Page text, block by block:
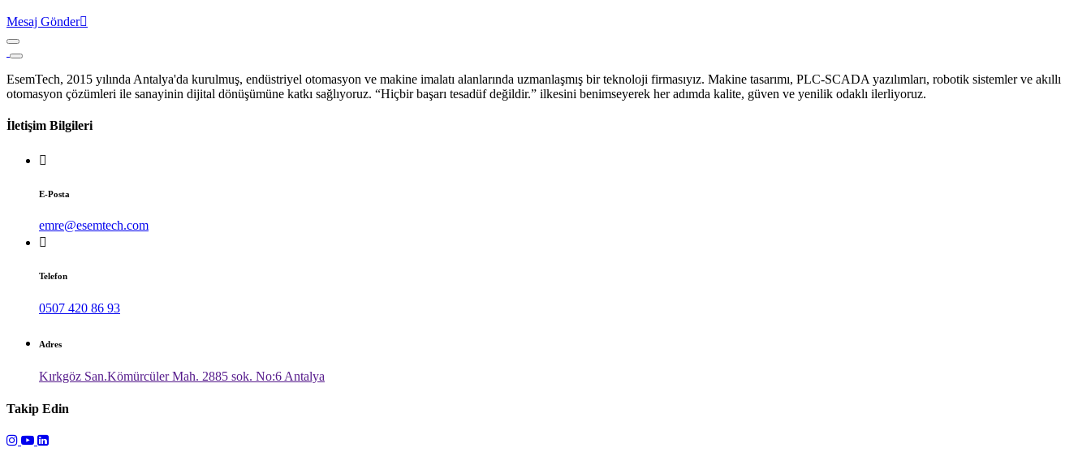
Mesaj Gönder
EsemTech, 2015 yılında Antalya'da kurulmuş, endüstriyel otomasyon ve makine imalatı alanlarında uzmanlaşmış bir teknoloji firmasıyız. Makine tasarımı, PLC-SCADA yazılımları, robotik sistemler ve akıllı
otomasyon çözümleri ile sanayinin dijital dönüşümüne katkı sağlıyoruz. “Hiçbir başarı tesadüf değildir.” ilkesini benimseyerek her adımda kalite, güven ve yenilik odaklı ilerliyoruz.
İletişim Bilgileri
E-Posta
emre@esemtech.com
Telefon
0507 420 86 93
Adres
Kırkgöz San.Kömürcüler Mah. 2885 sok. No:6 Antalya
Takip Edin